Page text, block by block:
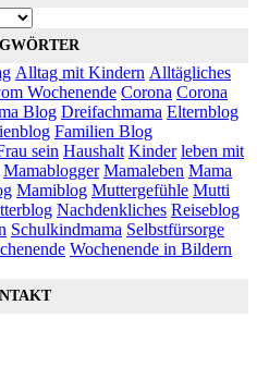
Alltag mit Kindern Alltägliches
Wochenende Corona Corona
Blog Dreifachmama Elternblog
Familien Blog
sein Haushalt Kinder leben mit
Mamablogger Mamaleben Mama
Mamiblog Muttergefühle Mutti
Nachdenkliches Reiseblog
Schulkindmama Selbstfürsorge
Wochenende in Bildern